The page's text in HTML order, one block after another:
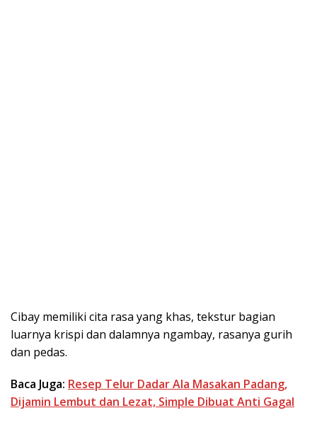
Cibay memiliki cita rasa yang khas, tekstur bagian
luarnya krispi dan dalamnya ngambay, rasanya gurih
dan pedas.
Baca Juga: Resep Telur Dadar Ala Masakan Padang,
Dijamin Lembut dan Lezat, Simple Dibuat Anti Gagal